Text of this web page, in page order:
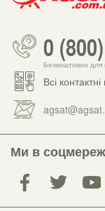
0
Безкоштовно для
Всі
Ми в